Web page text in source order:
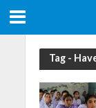
Tag -